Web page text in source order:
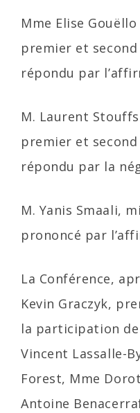
Mme Elise
premier et
répondu par
M. Laurent
premier et
répondu par la
M. Yanis Smaali,
prononcé par
La Conférence,
Kevin Graczyk,
la participation de
Vincent Lassalle-
Forest, Mme
Antoine